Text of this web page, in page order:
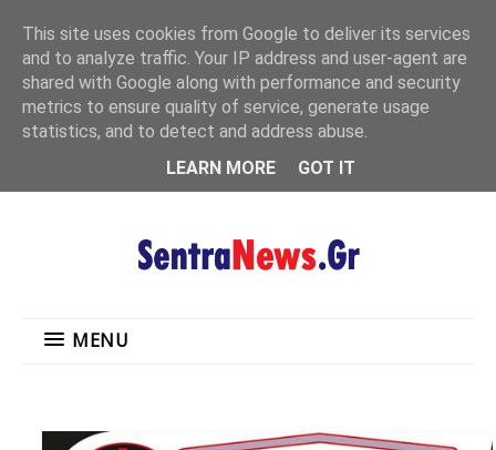
MENU
MENU
This site uses cookies from Google to deliver its services
and to analyze traffic. Your IP address and user-agent are
shared with Google along with performance and security
metrics to ensure quality of service, generate usage
statistics, and to detect and address abuse.
LEARN MORE
GOT IT